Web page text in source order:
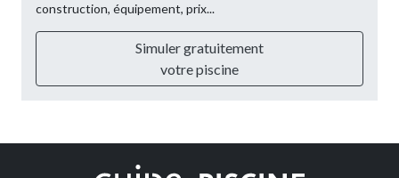
construction, équipement, prix...
Simuler gratuitement
votre piscine